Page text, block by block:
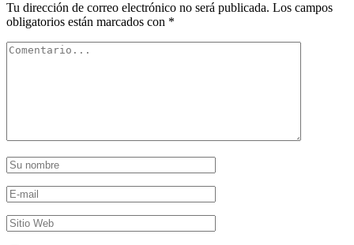
Tu dirección de correo electrónico no será publicada. Los campos
obligatorios están marcados con *